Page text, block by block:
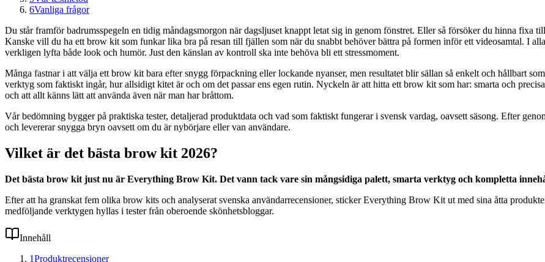
6Vanliga frågor
Du står framför badrumsspegeln en tidig måndagsmorgon när dagsljuset knappt letat sig in genom fönstret. Eller så försöker du hinna fixa
Kanske vill du ha ett brow kit som funkar lika bra på resan till fjällen som när du snabbt behöver bättra på formen inför ett videosamtal. I
verkligen lyfta både look och humör. Just den känslan av kontroll ska inte behöva bli ett stressmoment.
Många fastnar i att välja ett brow kit bara efter snygg förpackning eller lockande nyanser, men resultatet blir sällan så enkelt och hållbart
verktyg som faktiskt ingår, hur allsidigt kitet är och om det passar ens egen rutin. Nyckeln är att hitta ett brow kit som har: smarta och
och att allt känns lätt att använda även när man har bråttom.
Vår bedömning bygger på praktiska tester, detaljerad produktdata och vad som faktiskt fungerar i svensk vardag, oavsett säsong. Efter
och levererar snygga bryn oavsett om du är nybörjare eller van användare.
Vilket är det bästa brow kit 2026?
Det bästa brow kit just nu är Everything Brow Kit. Det vann tack vare sin mångsidiga palett, smarta verktyg och kompletta
Efter att ha granskat fem olika brow kits och analyserat svenska användarrecensioner, sticker Everything Brow Kit ut med sina åtta
medföljande verktygen hyllas i tester från oberoende skönhetsbloggar.
Innehåll
1Produktrecensioner